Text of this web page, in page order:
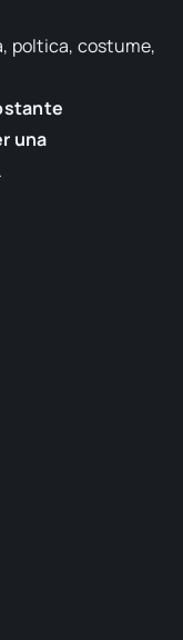
poltica, costume,
una
.